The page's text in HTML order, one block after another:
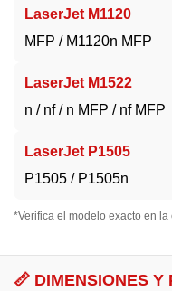
LaserJet M1120
MFP / M1120n MFP
LaserJet M1522
n / nf / n MFP / nf MFP
LaserJet P1505
P1505 / P1505n
*Verifica el modelo exacto en la
📏 DIMENSIONES Y